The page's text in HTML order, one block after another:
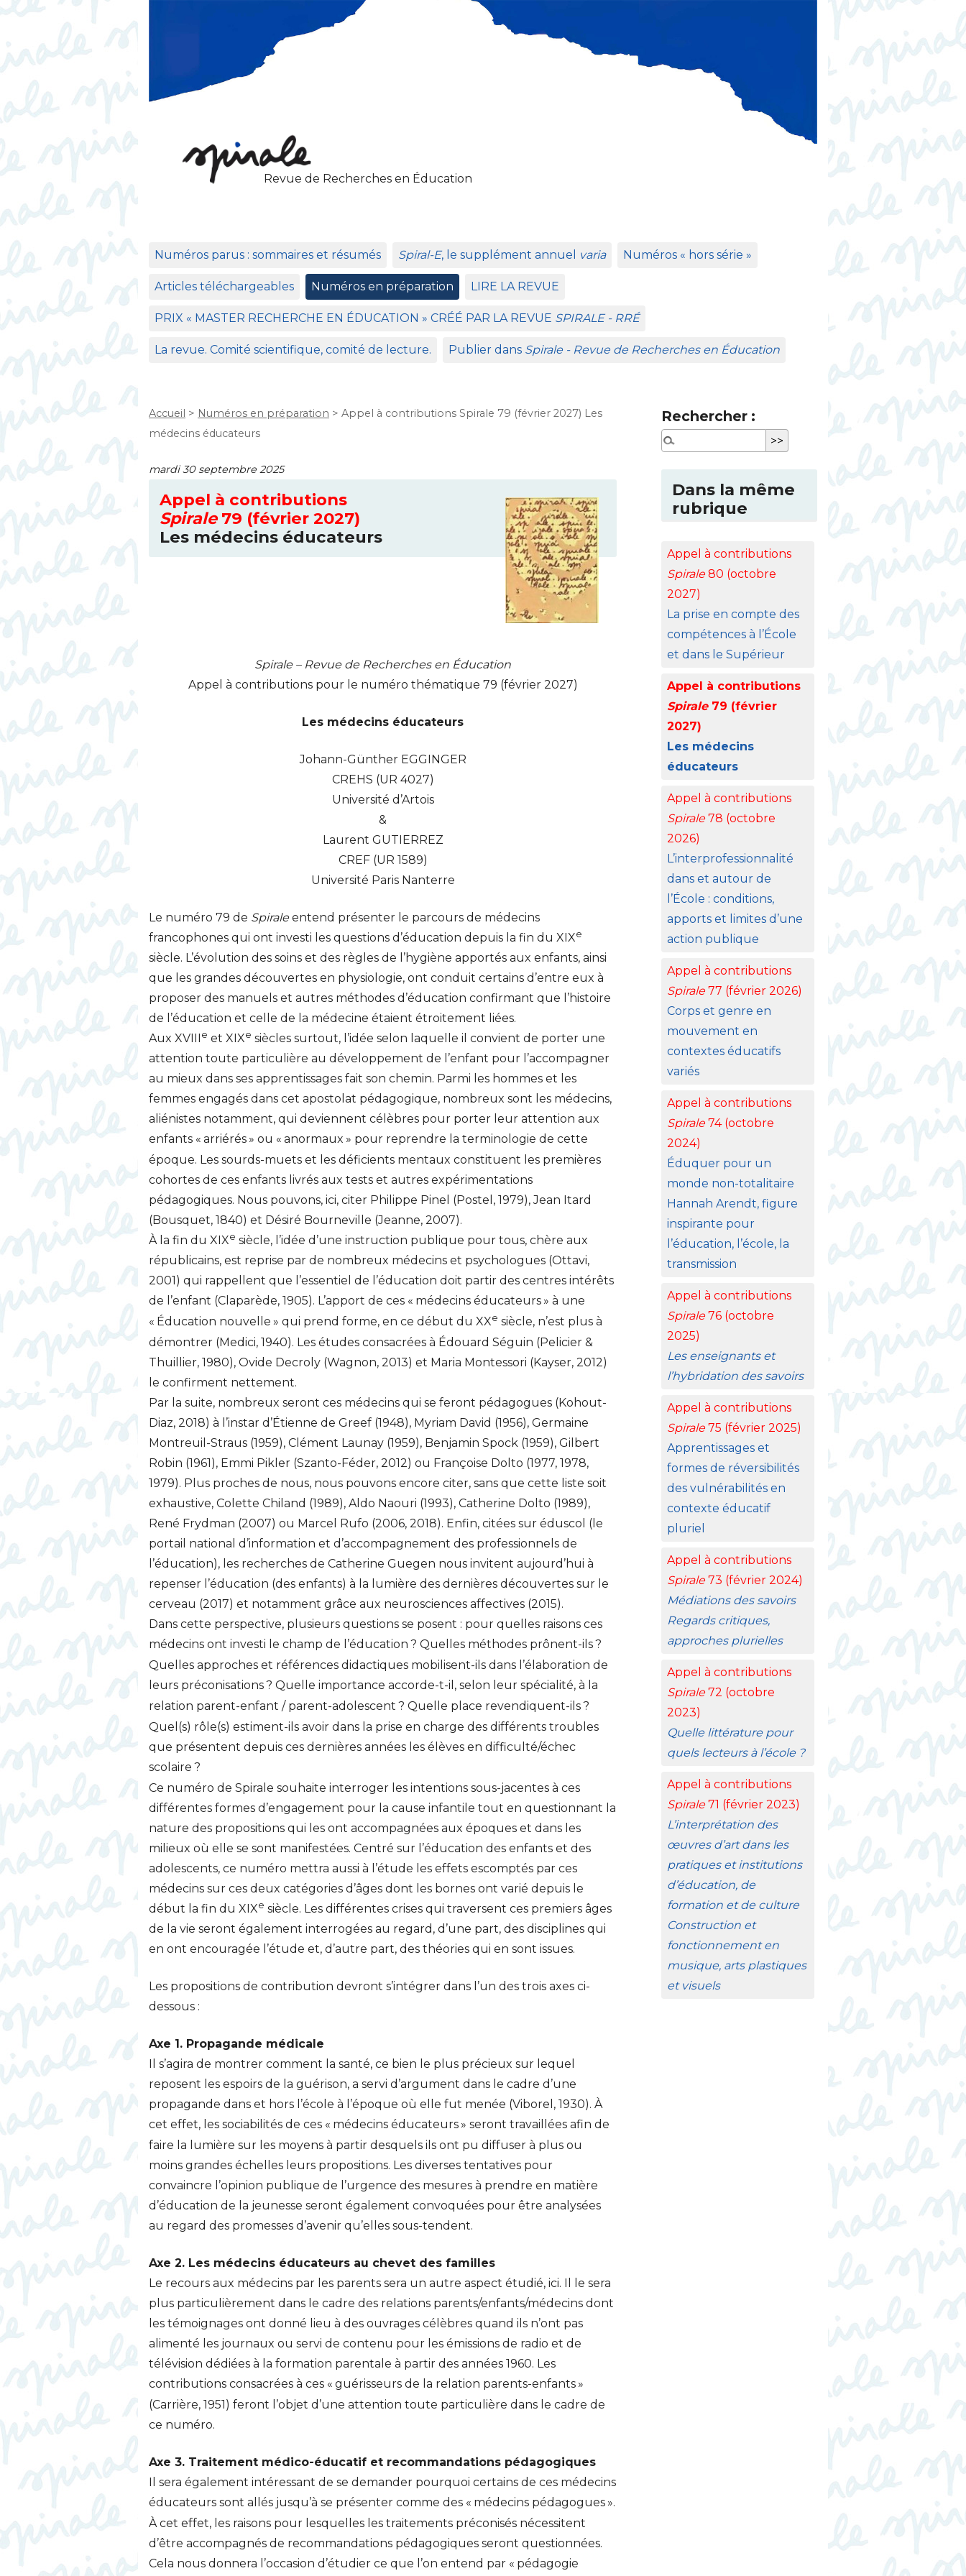
Revue de Recherches en Éducation
Numéros parus : sommaires et résumés Spiral-E, le supplément annuel varia Numéros « hors série »
Articles téléchargeables Numéros en préparation LIRE LA REVUE
PRIX « MASTER RECHERCHE EN É DUCATION » CR ÉÉ PAR LA REVUE SPIRALE- RRÉ
La revue. Comité scientifique, comité de lecture. Publier dans Spirale - Revue de Recherches en Éducation
Accueil > Numéros en préparation > Appel à contributions Spirale 79 (février 2027) Les
médecins éducateurs
mardi 30 septembre 2025
Appel à contributions
Spirale79 (février 2027)
Les médecins éducateurs
Spirale – Revue de Recherches en Éducation
Appel à contributions pour le numéro thématique 79 (février 2027)
Les médecins éducateurs
Johann-Günther EGGINGER
CREHS (UR 4027)
Université d’Artois
&
Laurent GUTIERREZ
CREF(UR 1589)
Université Paris Nanterre
Le numéro 79 de Spiraleentend présenter le parcours de médecins
francophones qui ont investi les questions d’éducation depuis la fin du XIXe
siècle. L’évolution des soins et des règles de l’hygiène apportés aux enfants, ainsi
que les grandes découvertes en physiologie, ont conduit certains d’entre eux à
proposer des manuels et autres méthodes d’éducation confirmant que l’histoire
de l’éducation et celle de la médecine étaient étroitement liées.
Aux XVIII e et XIXe siècles surtout, l’idée selon laquelle il convient de porter une
attention toute particulière au développement de l’enfant pour l’accompagner
au mieux dans ses apprentissages fait son chemin. Parmi les hommes et les
femmes engagés dans cet apostolat pédagogique, nombreux sont les médecins,
aliénistes notamment, qui deviennent célèbres pour porter leur attention aux
enfants « arriérés » ou « anormaux » pour reprendre la terminologie de cette
époque. Les sourds-muets et les déficients mentaux constituent les premières
cohortes de ces enfants livrés aux tests et autres expérimentations
pédagogiques. Nous pouvons, ici, citer Philippe Pinel (Postel, 1979), Jean Itard
(Bousquet, 1840) et Désiré Bourneville (Jeanne, 2007).
À la fin du XIXe siècle, l’idée d’une instruction publique pour tous, chère aux
républicains, est reprise par de nombreux médecins et psychologues (Ottavi,
2001) qui rappellent que l’essentiel de l’éducation doit partir des centres intérêts
de l’enfant (Claparède, 1905). L’apport de ces « médecins éducateurs » à une
« Éducation nouvelle » qui prend forme, en ce début du XXe siècle, n’est plus à
démontrer (Medici, 1940). Les études consacrées à Édouard Séguin (Pelicier &
Thuillier, 1980), Ovide Decroly (Wagnon, 2013) et Maria Montessori (Kayser, 2012)
le confirment nettement.
Par la suite, nombreux seront ces médecins qui se feront pédagogues (Kohout-
Diaz, 2018) à l’instar d’Étienne de Greef (1948), Myriam David (1956), Germaine
Montreuil-Straus (1959), Clément Launay (1959), Benjamin Spock (1959), Gilbert
Robin (1961), Emmi Pikler (Szanto-Féder, 2012) ou Françoise Dolto (1977, 1978,
1979). Plus proches de nous, nous pouvons encore citer, sans que cette liste soit
exhaustive, Colette Chiland (1989), Aldo Naouri (1993), Catherine Dolto (1989),
René Frydman (2007) ou Marcel Rufo (2006, 2018). Enfin, citées sur éduscol (le
portail national d’information et d’accompagnement des professionnels de
l’éducation), les recherches de Catherine Guegen nous invitent aujourd’hui à
repenser l’éducation (des enfants) à la lumière des dernières découvertes sur le
cerveau (2017) et notamment grâce aux neurosciences affectives (2015).
Dans cette perspective, plusieurs questions se posent : pour quelles raisons ces
médecins ont investi le champ de l’éducation ? Quelles méthodes prônent-ils?
Quelles approches et références didactiques mobilisent-ils dans l’élaboration de
leurs préconisations? Quelle importance accorde-t-il, selon leur spécialité, à la
relation parent-enfant / parent-adolescent ? Quelle place revendiquent-ils?
Quel(s) rôle(s) estiment-ils avoir dans la prise en charge des différents troubles
que présentent depuis ces dernières années les élèves en difficulté/échec
scolaire ?
Ce numéro de Spirale souhaite interroger les intentions sous-jacentes à ces
différentes formes d’engagement pour la cause infantile tout en questionnant la
nature des propositions qui les ont accompagnées aux époques et dans les
milieux où elle se sont manifestées. Centré sur l’éducation des enfants et des
adolescents, ce numéro mettra aussi à l’étude les effets escomptés par ces
médecins sur ces deux catégories d’âges dont les bornes ont varié depuis le
début la fin du XIXe siècle. Les différentes crises qui traversent ces premiers âges
de la vie seront également interrogées au regard, d’une part, des disciplines qui
en ont encouragée l’étude et, d’autre part, des théories qui en sont issues.
Les propositions de contribution devront s’intégrer dans l’un des trois axes ci-
dessous :
Axe 1. Propagande médicale
Il s’agira de montrer comment la santé, ce bien le plus précieux sur lequel
reposent les espoirs de la guérison, a servi d’argument dans le cadre d’une
propagande dans et hors l’école à l’époque où elle fut menée (Viborel, 1930). À
cet effet, les sociabilités de ces « médecins éducateurs » seront travaillées afin de
faire la lumière sur les moyens à partir desquels ils ont pu diffuser à plus ou
moins grandes échelles leurs propositions. Les diverses tentatives pour
convaincre l’opinion publique de l’urgence des mesures à prendre en matière
d’éducation de la jeunesse seront également convoquées pour être analysées
au regard des promesses d’avenir qu’elles sous-tendent.
Axe 2. Les médecins éducateurs au chevet des familles
Le recours aux médecins par les parents sera un autre aspect étudié, ici. Il le sera
plus particulièrement dans le cadre des relations parents/enfants/médecins dont
les témoignages ont donné lieu à des ouvrages célèbres quand ils n’ont pas
alimenté les journaux ou servi de contenu pour les émissions de radio et de
télévision dédiées à la formation parentale à partir des années 1960. Les
contributions consacrées à ces « guérisseurs de la relation parents-enfants »
(Carrière, 1951) feront l’objet d’une attention toute particulière dans le cadre de
ce numéro.
Axe 3. Traitement médico-éducatif et recommandations pédagogiques
Il sera également intéressant de se demander pourquoi certains de ces médecins
éducateurs sont allés jusqu’à se présenter comme des « médecins pédagogues ».
À cet effet, les raisons pour lesquelles les traitements préconisés nécessitent
d’être accompagnés de recommandations pédagogiques seront questionnées.
Cela nous donnera l’occasion d’étudier ce que l’on entend par « pédagogie
Rechercher :
Dans la même
rubrique
Appel à contributions
Spirale80 (octobre
2027)
La prise en compte des
compétences à l’École
et dans le Supérieur
Appel à contributions
Spirale79 (février
2027)
Les médecins
éducateurs
Appel à contributions
Spirale78 (octobre
2026)
L’interprofessionnalité
dans et autour de
l’École : conditions,
apports et limites d’une
action publique
Appel à contributions
Spirale77 (février 2026)
Corps et genre en
mouvement en
contextes éducatifs
variés
Appel à contributions
Spirale74 (octobre
2024)
Éduquer pour un
monde non-totalitaire
Hannah Arendt, figure
inspirante pour
l’éducation, l’école, la
transmission
Appel à contributions
Spirale76 (octobre
2025)
Les enseignants et
l’hybridation des savoirs
Appel à contributions
Spirale75 (février 2025)
Apprentissages et
formes de réversibilités
des vulnérabilités en
contexte éducatif
pluriel
Appel à contributions
Spirale73 (février 2024)
Médiations des savoirs
Regards critiques,
approches plurielles
Appel à contributions
Spirale72 (octobre
2023)
Quelle littérature pour
quels lecteurs à l’école ?
Appel à contributions
Spirale71 (février 2023)
L’interprétation des
œuvres d’art dans les
pratiques et institutions
d’éducation, de
formation et de culture
Construction et
fonctionnement en
musique, arts plastiques
et visuels